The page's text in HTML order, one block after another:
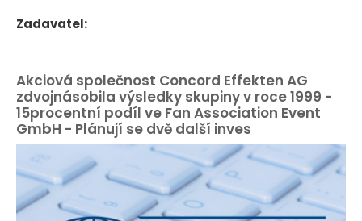
Zadavatel:
Akciová společnost Concord Effekten AG
zdvojnásobila výsledky skupiny v roce 1999 -
15procentní podíl ve Fan Association Event
GmbH - Plánují se dvě další inves